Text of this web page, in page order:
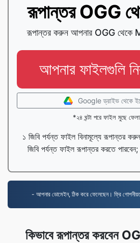
রূপান্তর OGG
রূপান্তর করুন আপনার OGG থেকে
আপনার ফাইলগুলি
Google ড্রাইভ থেকে
*২৪ ঘন্টা পরে ফাইল মুছে
১ জিবি পর্যন্ত ফাইল বিনামূল্যে রূপান্তর
জিবি পর্যন্ত ফাইল রূপান্তর করতে পারবেন;
- আপনার ডোমেইন, ঠিক করে ফেলেছেন। ফ্রি
কিভাবে রূপান্তর করবেন